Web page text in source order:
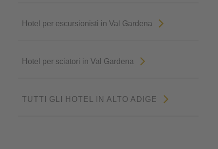
Hotel per escursionisti in Val Gardena
Hotel per sciatori in Val Gardena
TUTTI GLI HOTEL IN ALTO ADIGE